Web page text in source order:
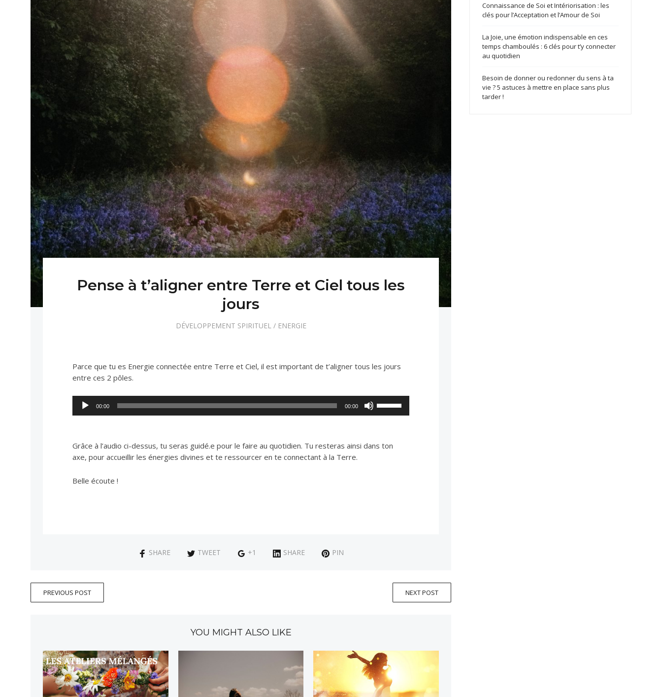
Pense à t’aligner entre Terre et Ciel tous les
jours
DÉVELOPPEMENT SPIRITUEL/ ENERGIE
Parce que tu es Energie connectée entre Terre et Ciel, il est important de t’aligner tous les jours
entre ces 2 pôles.
Lecteur
audio
00:00 00:00
pour
Grâce à l’audio ci-dessus, tu seras guidé.e pour le faire au quotidien. Tu resteras ainsi dans ton
axe, pour accueillir les énergies divines et te ressourcer en te connectant à la Terre.
Belle écoute !
SHARE TWEET +1 SHARE PIN
PREVIOUS POST NEXT POST
YOU MIGHT ALSO LIKE
Connaissance de Soi et Intériorisation : les
clés pour l’Acceptation et l’Amour de Soi
La Joie, une émotion indispensable en ces
temps chamboulés : 6 clés pour t’y connecter
au quotidien
Besoin de donner ou redonner du sens à ta
vie ? 5 astuces à mettre en place sans plus
tarder !